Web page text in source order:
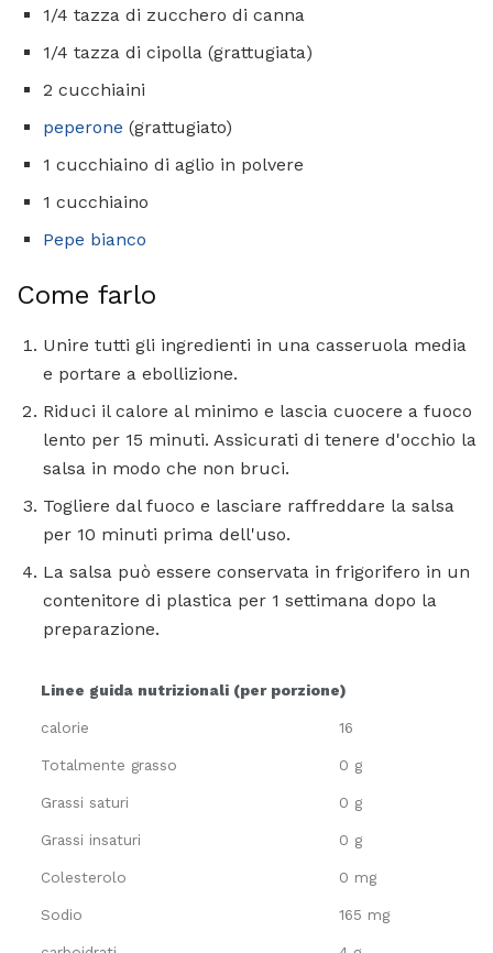
1/4 tazza di zucchero di canna
1/4 tazza di cipolla (grattugiata)
2 cucchiaini
peperone (grattugiato)
1 cucchiaino di aglio in polvere
1 cucchiaino
Pepe bianco
Come farlo
Unire tutti gli ingredienti in una casseruola media
e portare a ebollizione.
Riduci il calore al minimo e lascia cuocere a fuoco
lento per 15 minuti. Assicurati di tenere d'occhio la
salsa in modo che non bruci.
Togliere dal fuoco e lasciare raffreddare la salsa
per 10 minuti prima dell'uso.
La salsa può essere conservata in frigorifero in un
contenitore di plastica per 1 settimana dopo la
preparazione.
Linee guida nutrizionali (per porzione)
calorie 16
Totalmente grasso 0 g
Grassi saturi 0 g
Grassi insaturi 0 g
Colesterolo 0 mg
Sodio 165 mg